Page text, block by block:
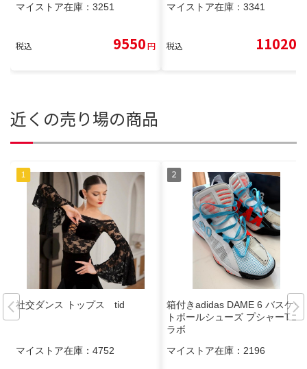
マイストア在庫： 3251
税込 9550円
マイストア在庫： 3341
税込 11020
近くの売り場の商品
社交ダンス トップス tid
マイストア在庫： 4752
箱付きadidas DAME 6 バスケッ
トボールシューズ プシャーTコ
ラボ
マイストア在庫： 2196